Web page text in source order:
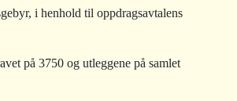
i henhold til oppdragsavtalens
på 3750 og utleggene på samlet